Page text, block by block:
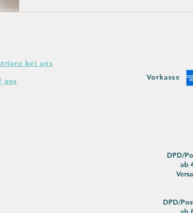
bei uns
uns
Vorkasse
DPD/
ab
DPD/